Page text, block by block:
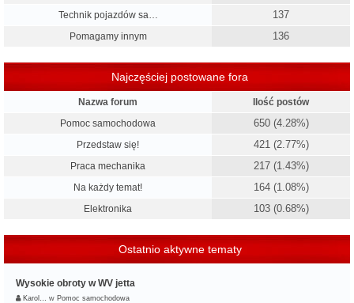
Technik pojazdów sa… 137
Pomagamy innym 136
Najczęściej postowane fora
Nazwa forum
Ilość postów
Pomoc samochodowa
650 (4.28%)
Przedstaw się! 421 (2.77%)
Praca mechanika 217 (1.43%)
Na każdy temat! 164 (1.08%)
Elektronika 103 (0.68%)
Ostatnio aktywne tematy
Wysokie obroty w WV jetta
Karol… w Pomoc samochodowa